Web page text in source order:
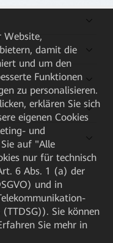
Website,
damit die
und um den
Funktionen
zu personalisieren.
erklären Sie sich
eigenen Cookies
und
auf "Alle
nur für technisch
6 Abs. 1 (a) der
und in
(TTDSG)). Sie können
Sie mehr in